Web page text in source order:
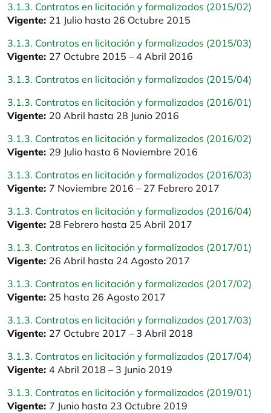
3.1.3. Contratos en licitación y formalizados (2015/02)
Vigente: 21 Julio hasta 26 Octubre 2015
3.1.3. Contratos en licitación y formalizados (2015/03)
Vigente: 27 Octubre 2015 – 4 Abril 2016
3.1.3. Contratos en licitación y formalizados (2015/04)
3.1.3. Contratos en licitación y formalizados (2016/01)
Vigente: 20 Abril hasta 28 Junio 2016
3.1.3. Contratos en licitación y formalizados (2016/02)
Vigente: 29 Julio hasta 6 Noviembre 2016
3.1.3. Contratos en licitación y formalizados (2016/03)
Vigente: 7 Noviembre 2016 – 27 Febrero 2017
3.1.3. Contratos en licitación y formalizados (2016/04)
Vigente: 28 Febrero hasta 25 Abril 2017
3.1.3. Contratos en licitación y formalizados (2017/01)
Vigente: 26 Abril hasta 24 Agosto 2017
3.1.3. Contratos en licitación y formalizados (2017/02)
Vigente: 25 hasta 26 Agosto 2017
3.1.3. Contratos en licitación y formalizados (2017/03)
Vigente: 27 Octubre 2017 – 3 Abril 2018
3.1.3. Contratos en licitación y formalizados (2017/04)
Vigente: 4 Abril 2018 – 3 Junio 2019
3.1.3. Contratos en licitación y formalizados (2019/01)
Vigente: 7 Junio hasta 23 Octubre 2019